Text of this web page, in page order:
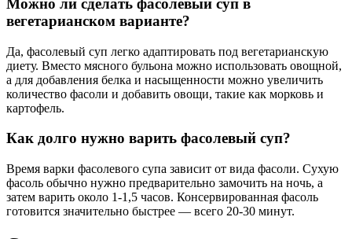
Можно ли сделать фасолевый суп в
вегетарианском варианте?
Да, фасолевый суп легко адаптировать под вегетарианскую
диету. Вместо мясного бульона можно использовать овощной,
а для добавления белка и насыщенности можно увеличить
количество фасоли и добавить овощи, такие как морковь и
картофель.
Как долго нужно варить фасолевый суп?
Время варки фасолевого супа зависит от вида фасоли. Сухую
фасоль обычно нужно предварительно замочить на ночь, а
затем варить около 1-1,5 часов. Консервированная фасоль
готовится значительно быстрее — всего 20-30 минут.